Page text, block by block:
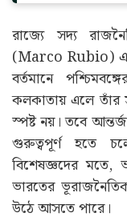
রাজ্যে সদ্য
(Marco Rubio)
বর্তমানে
কলকাতায় এলে তাঁর
স্পষ্ট নয়। তবে
গুরুত্বপূর্ণ হতে
বিশেষজ্ঞদের মতে,
ভারতের
উঠে আসতে পারে।